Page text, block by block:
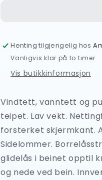
Henting tilgjengelig hos
Vanligvis klar på to timer
Vis butikkinformasjon
Vindtett, vanntett og
teipet. Lav vekt.
forsterket skjermkant.
Sidelommer.
glidelås i beinet opptil
og nede ved bein.